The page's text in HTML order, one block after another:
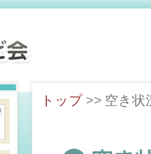
トップ >> 空き状